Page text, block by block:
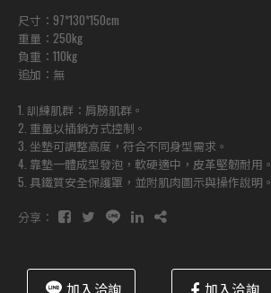
尺寸：97*130*150cm
重量：250kg
負重：110kg
追加：無
1. 訓練肌群：肩膀肌群。
2. 重量以插銷方式控制。
3. 坐墊可調整高度，符合不同身型需求。
4. 靠墊一體成型發泡，軟硬適中，皮革堅韌耐用。
5. 具鐵質安全保護罩，並附肌肉圖示與操作說明。
分享：
加入洽詢 加入洽詢